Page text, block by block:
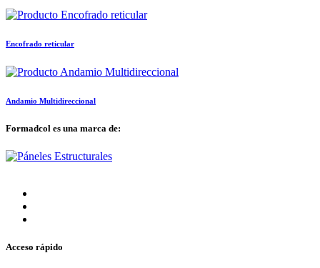
Encofrado reticular
Andamio Multidireccional
Formadcol es una marca de:
Acceso rápido